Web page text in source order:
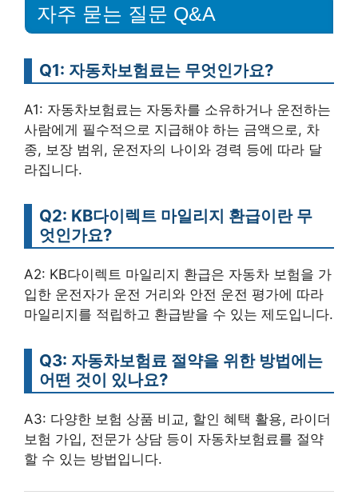
자주 묻는 질문 Q&A
Q1: 자동차보험료는 무엇인가요?
A1: 자동차보험료는 자동차를 소유하거나 운전하는
사람에게 필수적으로 지급해야 하는 금액으로, 차
종, 보장 범위, 운전자의 나이와 경력 등에 따라 달
라집니다.
Q2: KB다이렉트 마일리지 환급이란 무
엇인가요?
A2: KB다이렉트 마일리지 환급은 자동차 보험을 가
입한 운전자가 운전 거리와 안전 운전 평가에 따라
마일리지를 적립하고 환급받을 수 있는 제도입니다.
Q3: 자동차보험료 절약을 위한 방법에는
어떤 것이 있나요?
A3: 다양한 보험 상품 비교, 할인 혜택 활용, 라이더
보험 가입, 전문가 상담 등이 자동차보험료를 절약
할 수 있는 방법입니다.